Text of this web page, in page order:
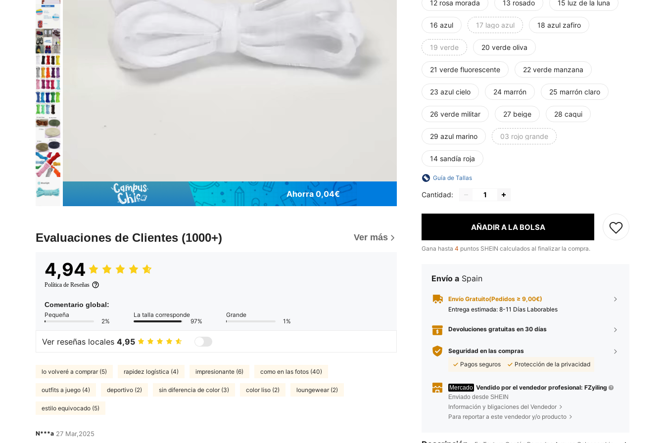
Ahorra 0,04€
Evaluaciones de Clientes (1000+) Ver más
4,94
Política de Reseñas
Comentario global:
Pequeña
2%
La talla corresponde
97%
Grande
1%
Ver reseñas locales 4,95
lo volveré a comprar (5) rapidez logística (4) impresionante (6) como en las fotos (40)
outfits a juego (4) deportivo (2) sin diferencia de color (3) color liso (2) loungewear (2)
estilo equivocado (5)
N***a 27 Mar,2025
12 rosa morada 13 rosado 15 luz de la luna
16 azul 17 lago azul 18 azul zafiro
19 verde 20 verde oliva
21 verde fluorescente 22 verde manzana
23 azul cielo 24 marrón 25 marrón claro
26 verde militar 27 beige 28 caqui
29 azul marino 03 rojo grande
14 sandía roja
Guía de Tallas
Cantidad:
AÑADIR A LA BOLSA
Gana hasta 4 puntos SHEIN calculados al finalizar la compra.
Envío a Spain
Envío Gratuito(Pedidos ≥ 9,00€)
Entrega estimada: 8-11 Días Laborables
Devoluciones gratuitas en 30 días
Seguridad en las compras
Pagos seguros
Protección de la privacidad
Mercado Vendido por el vendedor profesional: FZyiling
Enviado desde SHEIN
Información y bligaciones del Vendedor
Para reportar a este vendedor y/o producto